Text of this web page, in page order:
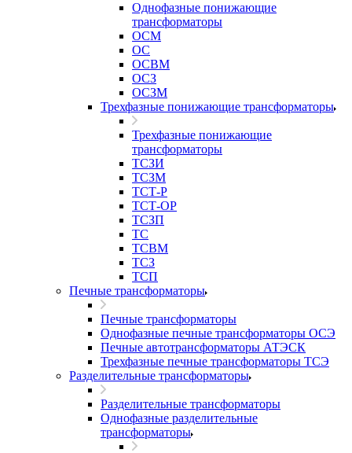
Однофазные понижающие
трансформаторы
ОСМ
ОС
ОСВМ
ОСЗ
ОСЗМ
Трехфазные понижающие трансформаторы
Трехфазные понижающие
трансформаторы
ТСЗИ
ТСЗМ
ТСТ-Р
ТСТ-ОР
ТСЗП
ТС
ТСВМ
ТСЗ
ТСП
Печные трансформаторы
Печные трансформаторы
Однофазные печные трансформаторы ОСЭ
Печные автотрансформаторы АТЭСК
Трехфазные печные трансформаторы ТСЭ
Разделительные трансформаторы
Разделительные трансформаторы
Однофазные разделительные
трансформаторы